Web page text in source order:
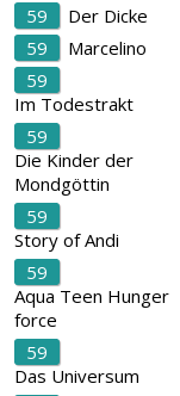
59
Der Dicke
59
Marcelino
59
Im Todestrakt
59
Die Kinder der
Mondgöttin
59
Story of Andi
59
Aqua Teen Hunger
force
59
Das Universum